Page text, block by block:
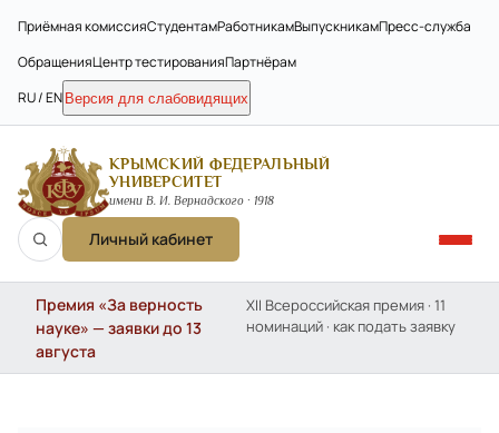
Приёмная комиссияСтудентамРаботникамВыпускникамПресс-служба
ОбращенияЦентр тестированияПартнёрам
RU / EN Версия для слабовидящих
КРЫМСКИЙ ФЕДЕРАЛЬНЫЙ
УНИВЕРСИТЕТ
имени В. И. Вернадского · 1918
Личный кабинет
Премия «За верность
науке» — заявки до 13
августа
XII Всероссийская премия · 11
номинаций · как подать заявку